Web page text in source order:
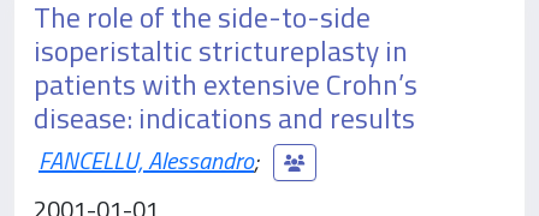
The role of the side-to-side
isoperistaltic strictureplasty in
patients with extensive Crohn’s
disease: indications and results
FANCELLU, Alessandro;